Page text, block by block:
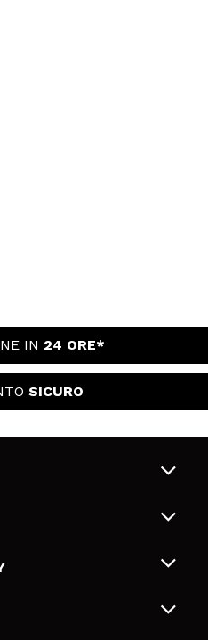
IN 24 ORE*
SICURO